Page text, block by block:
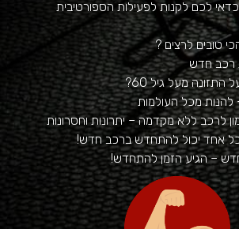
כדאי לכם לקנות לפעילות הספורטיבית
טובים לרצים ?
רכב חדש
התזונה מעל גיל 60?
כל אחד יכול להתחדש ברכב חדש!
– הגיע הזמן להתחדש!